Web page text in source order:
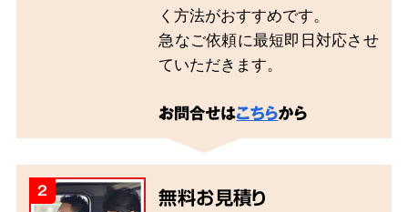
く方法がおすすめです。
急なご依頼に最短即日対応させ
ていただきます。
お問合せはこちらから
2 無料お見積り